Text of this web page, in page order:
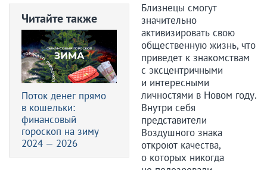
Читайте также
Поток денег прямо
в кошельки:
финансовый
гороскоп на зиму
2024 — 2026
Близнецы смогут
значительно
активизировать свою
общественную жизнь, что
приведет к знакомствам
с эксцентричными
и интересными
личностями в Новом году.
Внутри себя
представители
Воздушного знака
откроют качества,
о которых никогда